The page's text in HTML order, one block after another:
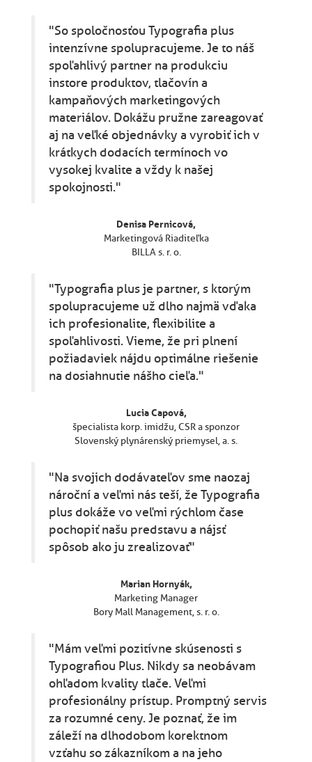
"So spoločnosťou Typografia plus
intenzívne spolupracujeme. Je to náš
spoľahlivý partner na produkciu
instore produktov, tlačovín a
kampaňových marketingových
materiálov. Dokážu pružne zareagovať
aj na veľké objednávky a vyrobiť ich v
krátkych dodacích termínoch vo
vysokej kvalite a vždy k našej
spokojnosti."
Denisa Pernicová,
Marketingová Riaditeľka
BILLA s. r. o.
"Typografia plus je partner, s ktorým
spolupracujeme už dlho najmä vďaka
ich profesionalite, flexibilite a
spoľahlivosti. Vieme, že pri plnení
požiadaviek nájdu optimálne riešenie
na dosiahnutie nášho cieľa."
Lucia Capová,
špecialista korp. imidžu, CSR a sponzor
Slovenský plynárenský priemysel, a. s.
"Na svojich dodávateľov sme naozaj
nároční a veľmi nás teší, že Typografia
plus dokáže vo veľmi rýchlom čase
pochopiť našu predstavu a nájsť
spôsob ako ju zrealizovať"
Marian Hornyák,
Marketing Manager
Bory Mall Management, s. r. o.
"Mám veľmi pozitívne skúsenosti s
Typografiou Plus. Nikdy sa neobávam
ohľadom kvality tlače. Veľmi
profesionálny prístup. Promptný servis
za rozumné ceny. Je poznať, že im
záleží na dlhodobom korektnom
vzťahu so zákazníkom a na jeho